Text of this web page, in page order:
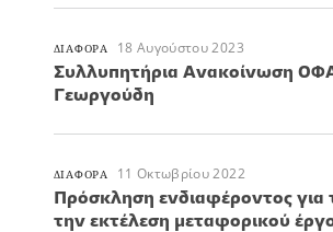
ΔΙΑΦΟΡΑ 18 Αυγούστου 2023
Συλλυπητήρια Ανακοίνωση
Γεωργούδη
ΔΙΑΦΟΡΑ 11 Οκτωβρίου 2022
Πρόσκληση ενδιαφέροντος
την εκτέλεση μεταφορικού